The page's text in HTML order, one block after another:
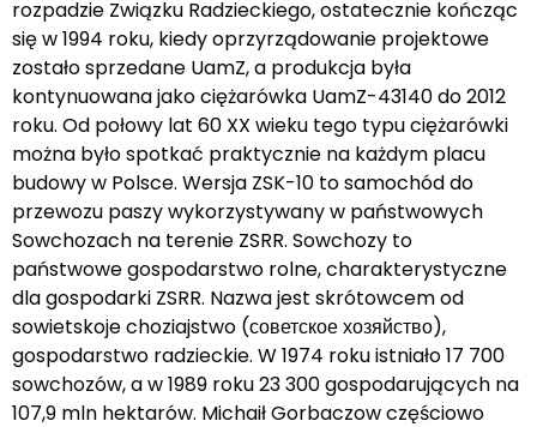
rozpadzie Związku Radzieckiego, ostatecznie kończąc
się w 1994 roku, kiedy oprzyrządowanie projektowe
zostało sprzedane UamZ, a produkcja była
kontynuowana jako ciężarówka UamZ-43140 do 2012
roku. Od połowy lat 60 XX wieku tego typu ciężarówki
można było spotkać praktycznie na każdym placu
budowy w Polsce. Wersja ZSK-10 to samochód do
przewozu paszy wykorzystywany w państwowych
Sowchozach na terenie ZSRR. Sowchozy to
państwowe gospodarstwo rolne, charakterystyczne
dla gospodarki ZSRR. Nazwa jest skrótowcem od
sowietskoje choziajstwo (советское хозяйство),
gospodarstwo radzieckie. W 1974 roku istniało 17 700
sowchozów, a w 1989 roku 23 300 gospodarujących na
107,9 mln hektarów. Michaił Gorbaczow częściowo